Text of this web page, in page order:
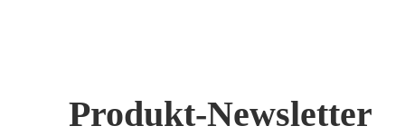
Produkt-Newsletter